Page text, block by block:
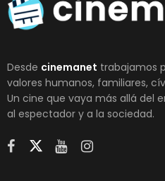
Desde cinemanet trabajamos
valores humanos, familiares,
Un cine que vaya más allá del
al espectador y a la sociedad.